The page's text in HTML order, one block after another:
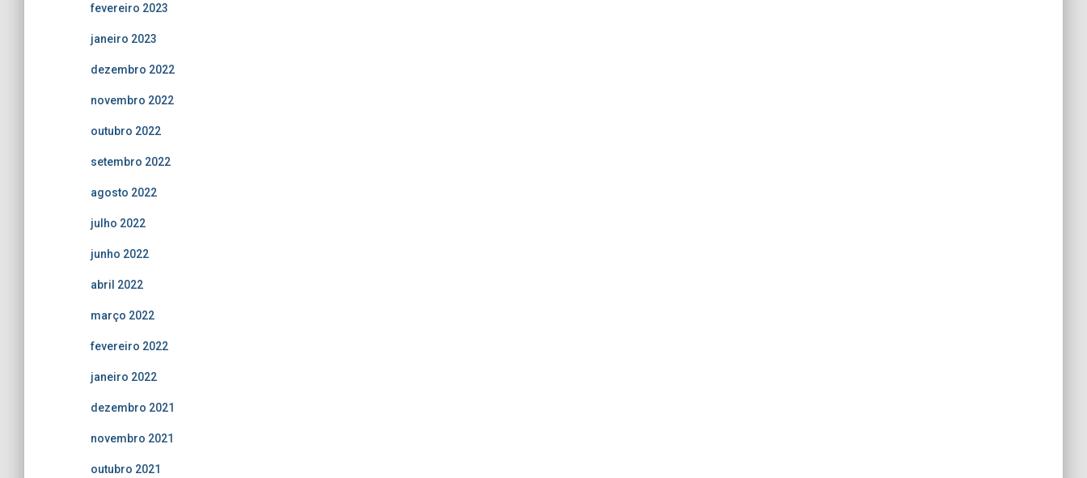
fevereiro 2023
janeiro 2023
dezembro 2022
novembro 2022
outubro 2022
setembro 2022
agosto 2022
julho 2022
junho 2022
abril 2022
março 2022
fevereiro 2022
janeiro 2022
dezembro 2021
novembro 2021
outubro 2021